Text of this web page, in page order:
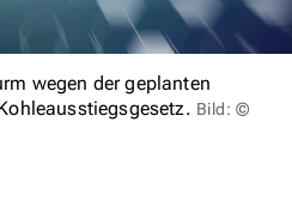
wegen der geplanten
Bild: ©